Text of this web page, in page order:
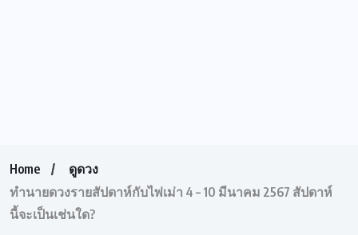
Home
ดูดวง
ทำนายดวงรายสัปดาห์กับไพ่เม่า 4 – 10 มีนาคม 2567 สัปดาห์
นี้จะเป็นเช่นใด?